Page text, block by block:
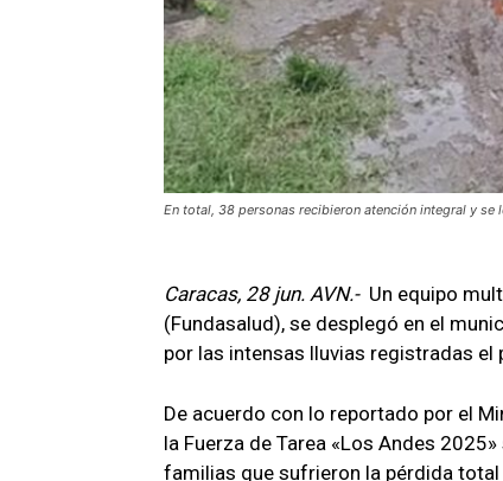
En total, 38 personas recibieron atención integral y
Caracas, 28 jun. AVN.- Un equipo
(Fundasalud), se desplegó en el
por las intensas lluvias registradas el
De acuerdo con lo reportado por el
la Fuerza de Tarea «Los Andes
familias que sufrieron la pérdida